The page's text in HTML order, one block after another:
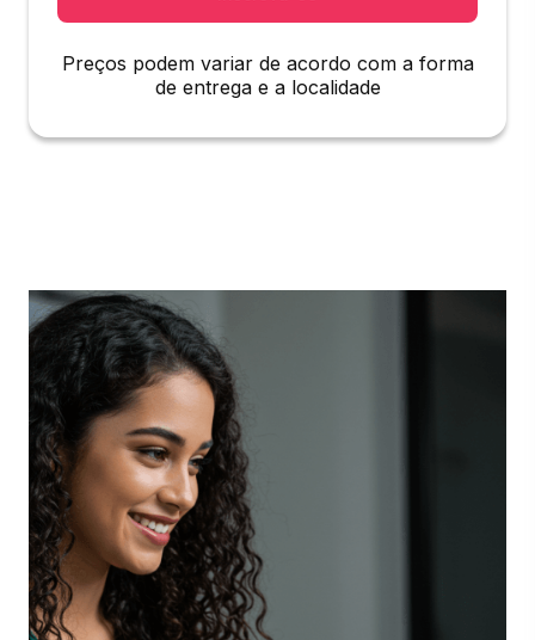
Preços podem variar de acordo com a forma
de entrega e a localidade